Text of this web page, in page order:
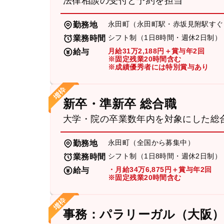
勤務地 永田町（永田町駅・赤坂見附駅すぐ
業務時間 シフト制（1日8時間・週休2日制）
給与
月給31万2,188円＋賞与年2回
※固定残業20時間含む
※成績優秀者には特別賞与あり
新卒・準新卒 総合職
大学・院の卒業数年内を対象にした総
勤務地 永田町（全国から募集中）
業務時間 シフト制（1日8時間・週休2日制）
給与
・月給34万6,875円＋賞与年2回
※固定残業20時間含む
事務：パラリーガル（大阪）